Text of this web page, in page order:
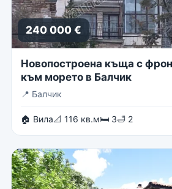
240 000 €
Новопостроена къща с
към морето в Балчик
📍 Балчик
🏠 Вила📐 116 кв.м🛏 3🛁 2